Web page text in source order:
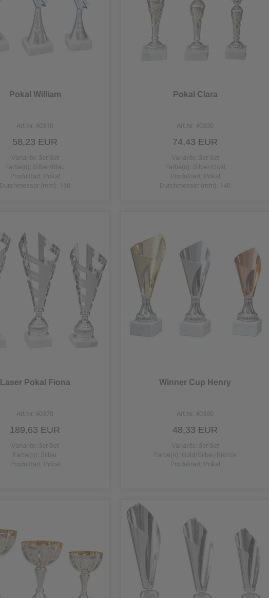
Pokal William
Art.Nr. 40310
58,23 EUR
Variante: 3er Set
Farbe(n): Silber/Blau
Produktart: Pokal
Durchmesser (mm): 160
Pokal Clara
Art.Nr. 40330
74,43 EUR
Variante: 3er Set
Farbe(n): Silber/Gold
Produktart: Pokal
Durchmesser (mm): 140
Laser Pokal Fiona
Art.Nr. 40370
189,63 EUR
Variante: 3er Set
Farbe(n): Silber
Produktart: Pokal
Winner Cup Henry
Art.Nr. 40380
48,33 EUR
Variante: 3er Set
Farbe(n): Gold/Silber/Bronze
Produktart: Pokal